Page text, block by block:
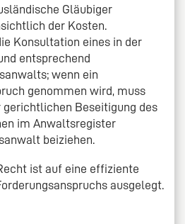
Gläubiger
der Kosten.
Konsultation eines in der
entsprechend
wenn ein
genommen wird, muss
gerichtlichen Beseitigung des
im Anwaltsregister
beiziehen.
ist auf eine effiziente
ausgelegt.